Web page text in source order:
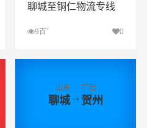
聊城至铜仁物流专线
9百+ 0
查看详细
山东
聊城→
广西
贺州